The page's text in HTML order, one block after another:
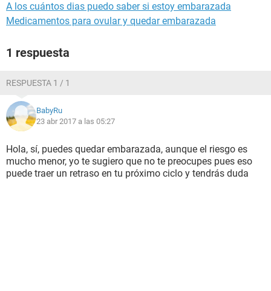
A los cuántos dias puedo saber si estoy embarazada
Medicamentos para ovular y quedar embarazada
1 respuesta
RESPUESTA 1 / 1
BabyRu
23 abr 2017 a las 05:27
Hola, sí, puedes quedar embarazada, aunque el riesgo es
mucho menor, yo te sugiero que no te preocupes pues eso
puede traer un retraso en tu próximo ciclo y tendrás duda